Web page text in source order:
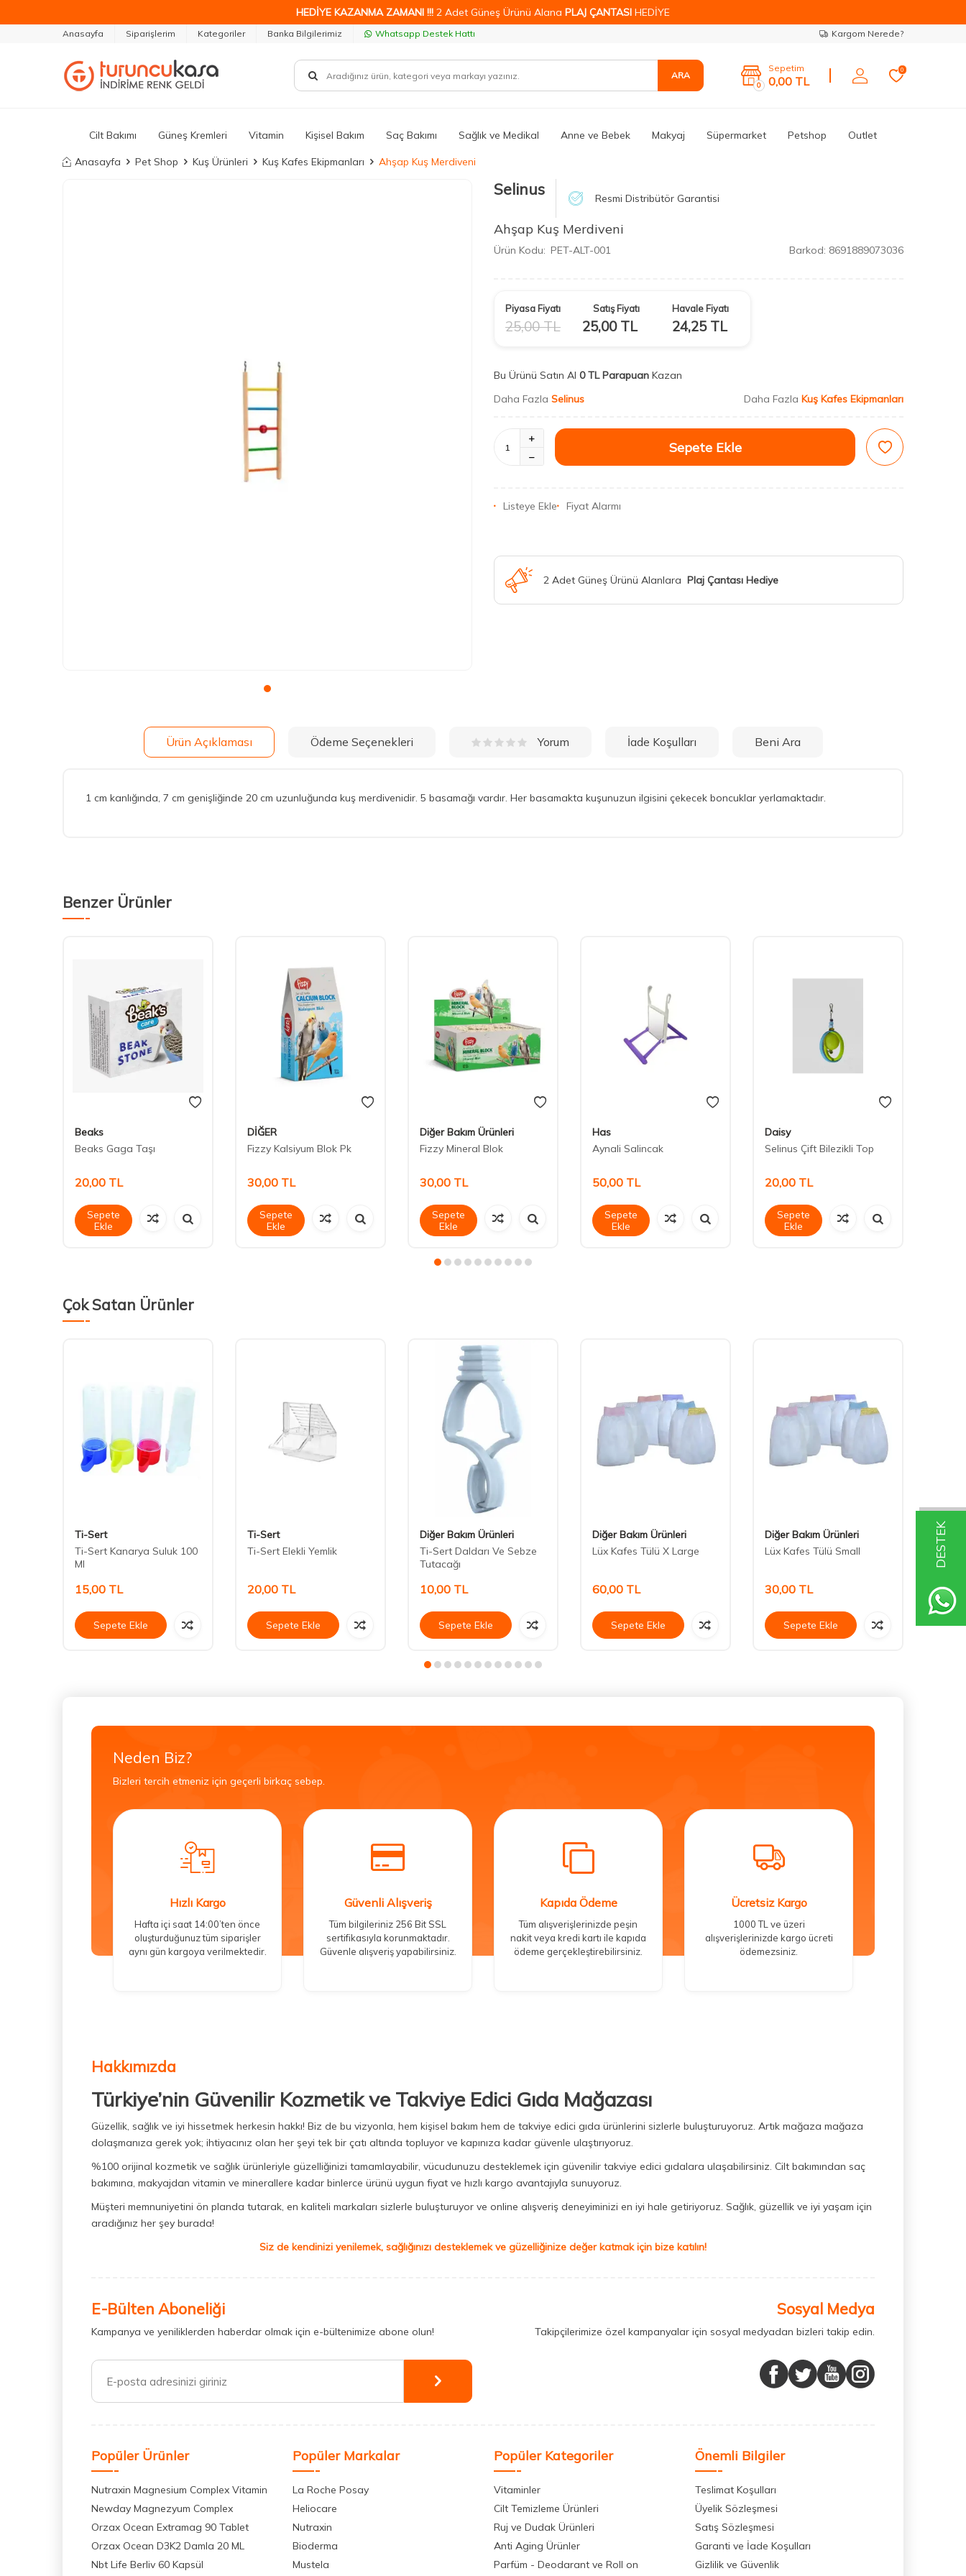
DESTEK
HEDİYE KAZANMA ZAMANI !!! 2 Adet Güneş Ürünü Alana PLAJ ÇANTASI HEDİYE
Anasayfa Siparişlerim Kategoriler Banka Bilgilerimiz Whatsapp Destek Hattı Kargom Nerede?
ARA
0
Sepetim
0,00 TL
0
Cilt Bakımı Güneş Kremleri Vitamin Kişisel Bakım Saç Bakımı Sağlık ve Medikal Anne ve Bebek Makyaj Süpermarket Petshop Outlet
Anasayfa Pet Shop Kuş Ürünleri Kuş Kafes Ekipmanları Ahşap Kuş Merdiveni
Selinus Resmi Distribütör Garantisi
Ahşap Kuş Merdiveni
Ürün Kodu: PET-ALT-001 Barkod: 8691889073036
Piyasa Fiyatı
25,00TL
Satış Fiyatı
25,00TL
Havale Fiyatı
24,25TL
Bu Ürünü Satın Al 0 TL Parapuan Kazan
Daha Fazla Selinus Daha Fazla Kuş Kafes Ekipmanları
Sepete Ekle
Listeye Ekle Fiyat Alarmı
2 Adet Güneş Ürünü Alanlara Plaj Çantası Hediye
Ürün Açıklaması Ödeme Seçenekleri Yorum İade Koşulları Beni Ara
1 cm kanlığında, 7 cm genişliğinde 20 cm uzunluğunda kuş merdivenidir. 5 basamağı vardır. Her basamakta kuşunuzun ilgisini çekecek boncuklar yerlamaktadır.
Benzer Ürünler
Beaks
Beaks Gaga Taşı
20,00 TL
Sepete
Ekle
DİĞER
Fizzy Kalsiyum Blok Pk
30,00 TL
Sepete
Ekle
Diğer Bakım Ürünleri
Fizzy Mineral Blok
30,00 TL
Sepete
Ekle
Has
Aynali Salincak
50,00 TL
Sepete
Ekle
Daisy
Selinus Çift Bilezikli Top
20,00 TL
Sepete
Ekle
Çok Satan Ürünler
Ti-Sert
Ti-Sert Kanarya Suluk 100
Ml
15,00 TL
Sepete Ekle
Ti-Sert
Ti-Sert Elekli Yemlik
20,00 TL
Sepete Ekle
Diğer Bakım Ürünleri
Ti-Sert Daldarı Ve Sebze
Tutacağı
10,00 TL
Sepete Ekle
Diğer Bakım Ürünleri
Lüx Kafes Tülü X Large
60,00 TL
Sepete Ekle
Diğer Bakım Ürünleri
Lüx Kafes Tülü Small
30,00 TL
Sepete Ekle
Beaks
Gaga
Neden Biz?
Bizleri tercih etmeniz için geçerli birkaç sebep.
Hızlı Kargo
Hafta içi saat 14:00’ten önce
oluşturduğunuz tüm siparişler
aynı gün kargoya verilmektedir.
Güvenli Alışveriş
Tüm bilgileriniz 256 Bit SSL
sertifikasıyla korunmaktadır.
Güvenle alışveriş yapabilirsiniz.
Kapıda Ödeme
Tüm alışverişlerinizde peşin
nakit veya kredi kartı ile kapıda
ödeme gerçekleştirebilirsiniz.
Ücretsiz Kargo
1000 TL ve üzeri
alışverişlerinizde kargo ücreti
ödemezsiniz.
Hakkımızda
Türkiye’nin Güvenilir Kozmetik ve Takviye Edici Gıda Mağazası
Güzellik, sağlık ve iyi hissetmek herkesin hakkı! Biz de bu vizyonla, hem kişisel bakım hem de takviye edici gıda ürünlerini sizlerle buluşturuyoruz. Artık mağaza mağaza
dolaşmanıza gerek yok; ihtiyacınız olan her şeyi tek bir çatı altında topluyor ve kapınıza kadar güvenle ulaştırıyoruz.
%100 orijinal kozmetik ve sağlık ürünleriyle güzelliğinizi tamamlayabilir, vücudunuzu desteklemek için güvenilir takviye edici gıdalara ulaşabilirsiniz. Cilt bakımından saç
bakımına, makyajdan vitamin ve minerallere kadar binlerce ürünü uygun fiyat ve hızlı kargo avantajıyla sunuyoruz.
Müşteri memnuniyetini ön planda tutarak, en kaliteli markaları sizlerle buluşturuyor ve online alışveriş deneyiminizi en iyi hale getiriyoruz. Sağlık, güzellik ve iyi yaşam için
aradığınız her şey burada!
Siz de kendinizi yenilemek, sağlığınızı desteklemek ve güzelliğinize değer katmak için bize katılın!
E-Bülten Aboneliği
Kampanya ve yeniliklerden haberdar olmak için e-bültenimize abone olun!
Sosyal Medya
Takipçilerimize özel kampanyalar için sosyal medyadan bizleri takip edin.
Popüler Ürünler
Nutraxin Magnesium Complex Vitamin
Newday Magnezyum Complex
Orzax Ocean Extramag 90 Tablet
Orzax Ocean D3K2 Damla 20 ML
Nbt Life Berliv 60 Kapsül
Popüler Markalar
La Roche Posay
Heliocare
Nutraxin
Bioderma
Mustela
Popüler Kategoriler
Vitaminler
Cilt Temizleme Ürünleri
Ruj ve Dudak Ürünleri
Anti Aging Ürünler
Parfüm - Deodarant ve Roll on
Önemli Bilgiler
Teslimat Koşulları
Üyelik Sözleşmesi
Satış Sözleşmesi
Garanti ve İade Koşulları
Gizlilik ve Güvenlik